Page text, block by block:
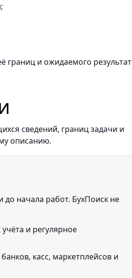
границ и ожидаемого
сведений, границ задачи и
описанию.
до начала работ. БухПоиск не
и регулярное
касс, маркетплейсов и